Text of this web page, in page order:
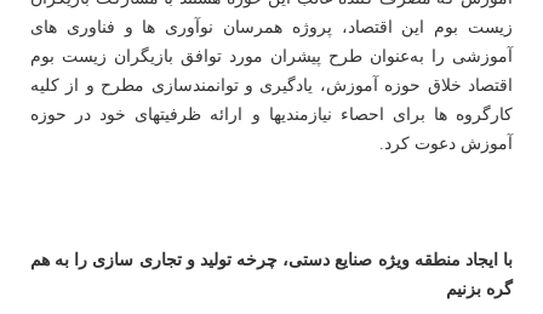
زیست بوم این اقتصاد، پروژه همرسان نوآوری ها و فناوری های
آموزشی را به‌عنوان طرح پیشران مورد توافق بازیگران زیست بوم
اقتصاد خلاق حوزه آموزش، یادگیری و توانمندسازی مطرح و از کلیه
کارگروه ها برای احصاء نیازمندی‎ها و ارائه ظرفیتهای خود در حوزه
آموزش دعوت کرد.
با ایجاد منطقه ویژه صنایع دستی، چرخه تولید و تجاری سازی را به هم
گره بزنیم